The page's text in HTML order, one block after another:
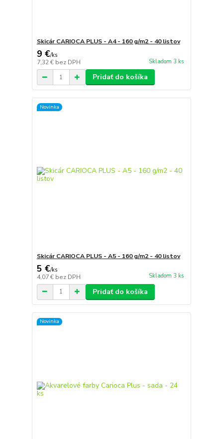
Skicár CARIOCA PLUS - A4 - 160 g/m2 - 40 listov
9 €/ks
7,32 € bez DPH Skladom 3 ks
Pridať do košíka
Novinka
Skicár CARIOCA PLUS - A5 - 160 g/m2 - 40 listov
5 €/ks
4,07 € bez DPH Skladom 3 ks
Pridať do košíka
Novinka